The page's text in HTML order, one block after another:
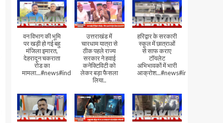
वन विभाग की भूमि
पर खड़ी हो गई बहु
मंजिला इमारत,
देहरादून चकराता
रोड का
मामला...#news#india#video
उत्तराखंड में
चारधाम यात्रा से
ठीक पहले राज्य
सरकार ने हवाई
कनेक्टिविटी को
लेकर बड़ा फैसला
लिया..
हरिद्वार के सरकारी
स्कूल में छात्राओं
से साफ कराए
टॉयलेट
अभिभावकों में भारी
आक्रोश...#news#india